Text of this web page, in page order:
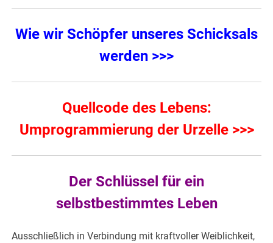
Wie wir Schöpfer unseres Schicksals
werden >>>
Quellcode des Lebens:
Umprogrammierung der Urzelle >>>
Der Schlüssel für ein
selbstbestimmtes Leben
Ausschließlich in Verbindung mit kraftvoller Weiblichkeit,